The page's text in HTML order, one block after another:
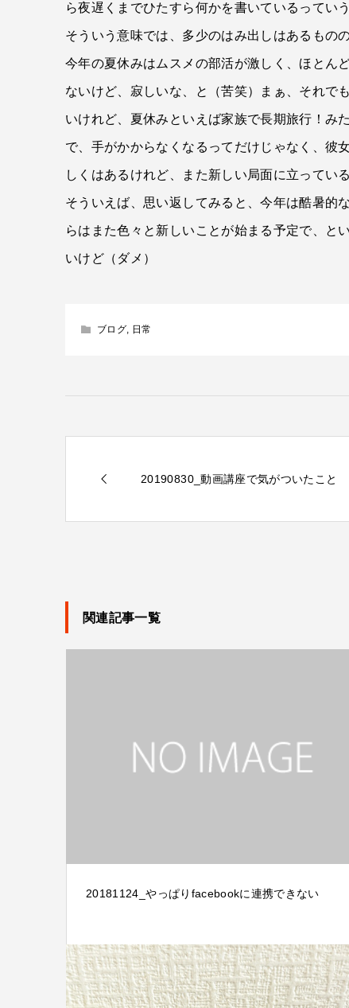
ら夜遅くまでひたすら何かを書いているってい
そういう意味では、多少のはみ出しはあるもの
今年の夏休みはムスメの部活が激しく、ほとん
ないけど、寂しいな、と（苦笑）まぁ、それで
いけれど、夏休みといえば家族で長期旅行！み
で、手がかからなくなるってだけじゃなく、
しくはあるけれど、また新しい局面に立ってい
そういえば、思い返してみると、今年は酷暑的
らはまた色々と新しいことが始まる予定で、と
いけど（ダメ）
ブログ, 日常
20190830_動画講座で気がついたこと
関連記事一覧
20181124_やっぱりfacebookに連携できない